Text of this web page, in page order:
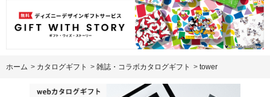
ホーム > カタログギフト > 雑誌・コラボカタログギフト > tower